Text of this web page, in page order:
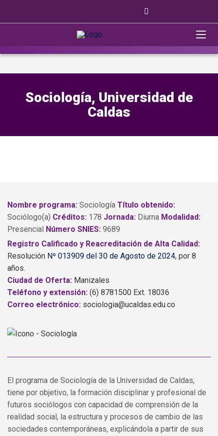
Sociología, Universidad de
Caldas
Nombre programa: Sociología Título obtenido:
Sociólogo(a) Créditos: 178 Jornada: Diurna Modalidad:
Presencial Número SNIES: 9689
Registro Calificado y Reacreditación de Alta Calidad:
Resolución Nº 013909 del 30 de Agosto de 2024, por 8
años.
Ciudad de Oferta: Manizales
Teléfono y extensión: (6) 8781500 Ext. 18036
Correo electrónico: sociologia@ucaldas.edu.co
El programa de Sociología de la Universidad de Caldas,
tiene por objetivo, la formación disciplinar y profesional de
futuros sociólogos con capacidad de comprensión de la
realidad social, la estructura y procesos de cambio de las
sociedades contemporáneas, explicándola a partir de sus